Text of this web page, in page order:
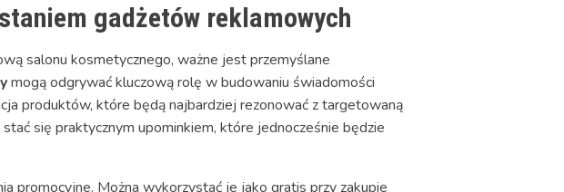
gadżetów reklamowych
salonu kosmetycznego, ważne jest przemyślane
mogą odgrywać kluczową rolę w budowaniu świadomości
produktów, które będą najbardziej rezonować z targetowaną
się praktycznym upominkiem, które jednocześnie będzie
promocyjne. Można wykorzystać je jako gratis przy zakupie